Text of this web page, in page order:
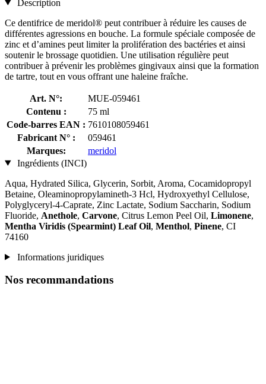
Description
Ce dentifrice de meridol® peut contribuer à réduire les causes de
différentes agressions en bouche. La formule spéciale composée de
zinc et d’amines peut limiter la prolifération des bactéries et ainsi
soutenir le brossage quotidien. Une utilisation régulière peut
contribuer à prévenir les problèmes gingivaux ainsi que la formation
de tartre, tout en vous offrant une haleine fraîche.
Art. N°:
MUE-059461
Contenu :
75 ml
Code-barres EAN : 7610108059461
Fabricant N° :
059461
Marques:
meridol
Ingrédients (INCI)
Aqua, Hydrated Silica, Glycerin, Sorbit, Aroma, Cocamidopropyl
Betaine, Oleaminopropylamineth-3 Hcl, Hydroxyethyl Cellulose,
Polyglyceryl-4-Caprate, Zinc Lactate, Sodium Saccharin, Sodium
Fluoride, Anethole, Carvone, Citrus Lemon Peel Oil, Limonene,
Mentha Viridis (Spearmint) Leaf Oil, Menthol, Pinene, CI
74160
Informations juridiques
Nos recommandations